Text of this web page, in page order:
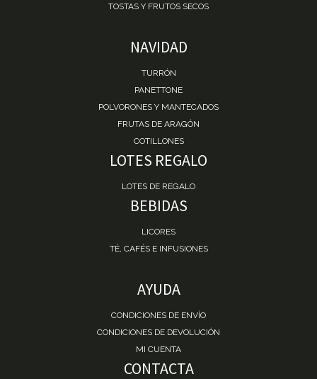
TOSTAS Y FRUTOS SECOS
NAVIDAD
TURRÓN
PANETTONE
POLVORONES Y MANTECADOS
FRUTAS DE ARAGÓN
COTILLONES
LOTES REGALO
LOTES DE REGALO
BEBIDAS
LICORES
TÉ, CAFÉS E INFUSIONES
AYUDA
CONDICIONES DE ENVÍO
CONDICIONES DE DEVOLUCIÓN
MI CUENTA
CONTACTA